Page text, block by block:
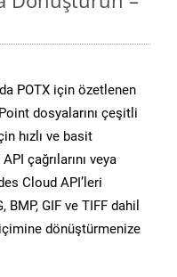
POTX için özetlenen
dosyalarını çeşitli
hızlı ve basit
çağrılarını veya
Cloud API’leri
BMP, GIF ve TIFF dahil
dönüştürmenize